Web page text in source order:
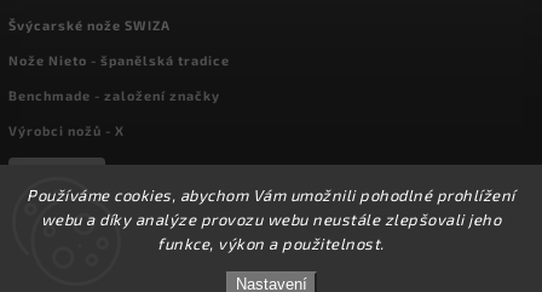
Používáme cookies, abychom Vám umožnili pohodlné prohlížení
webu a díky analýze provozu webu neustále zlepšovali jeho
funkce, výkon a použitelnost.
Nastavení
☀️Ve dnech 3-14.8 2026 máme zavřeno z důvodu
DOVOLENÉ. Eshop zůstává v provozu, objednávky
Švýcarské nože SWIZA
Nože Nieto - španělská tradice
Benchmade - založení značky
Výrobci nožů - X
kapesni-noze.cz